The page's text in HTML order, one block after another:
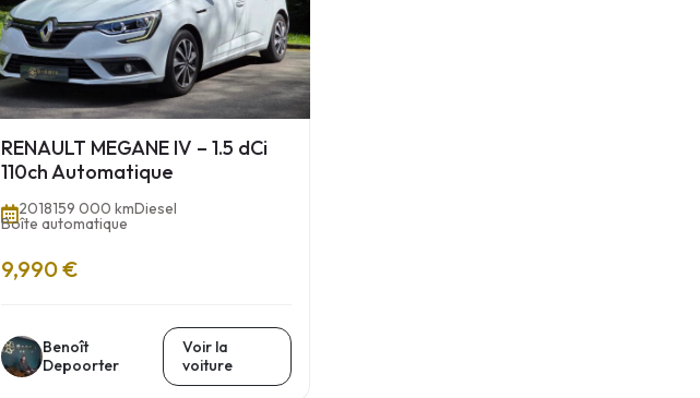
RENAULT MEGANE IV – 1.5 dCi
110ch Automatique
2018159 000 kmDiesel
Boîte automatique
9,990 €
Benoît
Depoorter
Voir la
voiture